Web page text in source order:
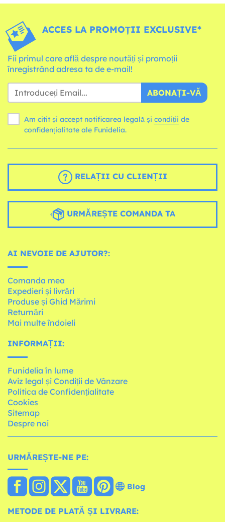
ACCES LA PROMOȚII EXCLUSIVE*
Fii primul care află despre noutăți și promoții
înregistrând adresa ta de e-mail!
ABONAȚI-VĂ
Am citit și accept notificarea legală și condiții
confidențialitate ale Funidelia.
RELAȚII CU CLIENȚII
URMĂREȘTE COMANDA TA
AI NEVOIE DE AJUTOR?:
Comanda mea
Expedieri și livrări
Produse și Ghid Mărimi
Returnări
Mai multe îndoieli
INFORMAȚII:
Funidelia în lume
Aviz legal și Condiții de Vânzare
Política de Confidențialitate
Cookies
Sitemap
Despre noi
URMĂREȘTE-NE PE:
Blog
METODE DE PLATĂ ȘI LIVRARE: